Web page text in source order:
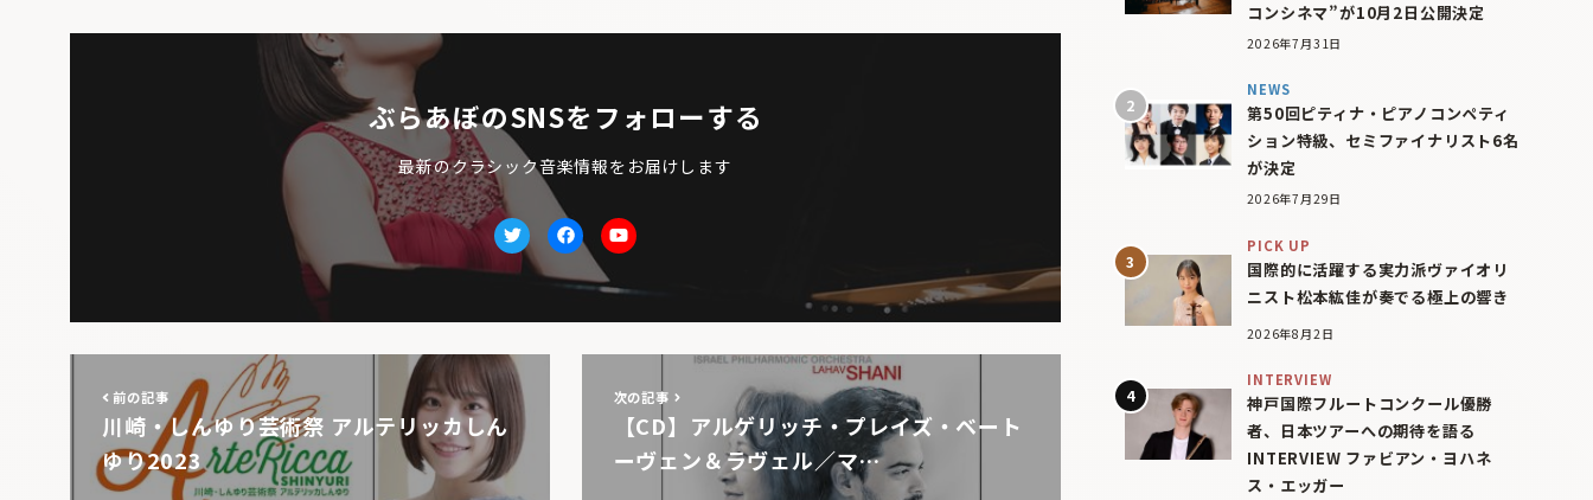
ぶらあぼのSNSをフォローする
最新のクラシック音楽情報をお届けします
TwitterfacebookYoutube
前の記事
川崎・しんゆり芸術祭 アルテリッカしん
ゆり2023
次の記事
【CD】アルゲリッチ・プレイズ・ベート
ーヴェン＆ラヴェル／マ…
コンシネマ”が10月2日公開決定
2026年7月31日
NEWS
第50回ピティナ・ピアノコンペティ
ション特級、セミファイナリスト6名
が決定
2026年7月29日
PICK UP
国際的に活躍する実力派ヴァイオリ
ニスト松本紘佳が奏でる極上の響き
2026年8月2日
INTERVIEW
神戸国際フルートコンクール優勝
者、日本ツアーへの期待を語る
INTERVIEW ファビアン・ヨハネ
ス・エッガー